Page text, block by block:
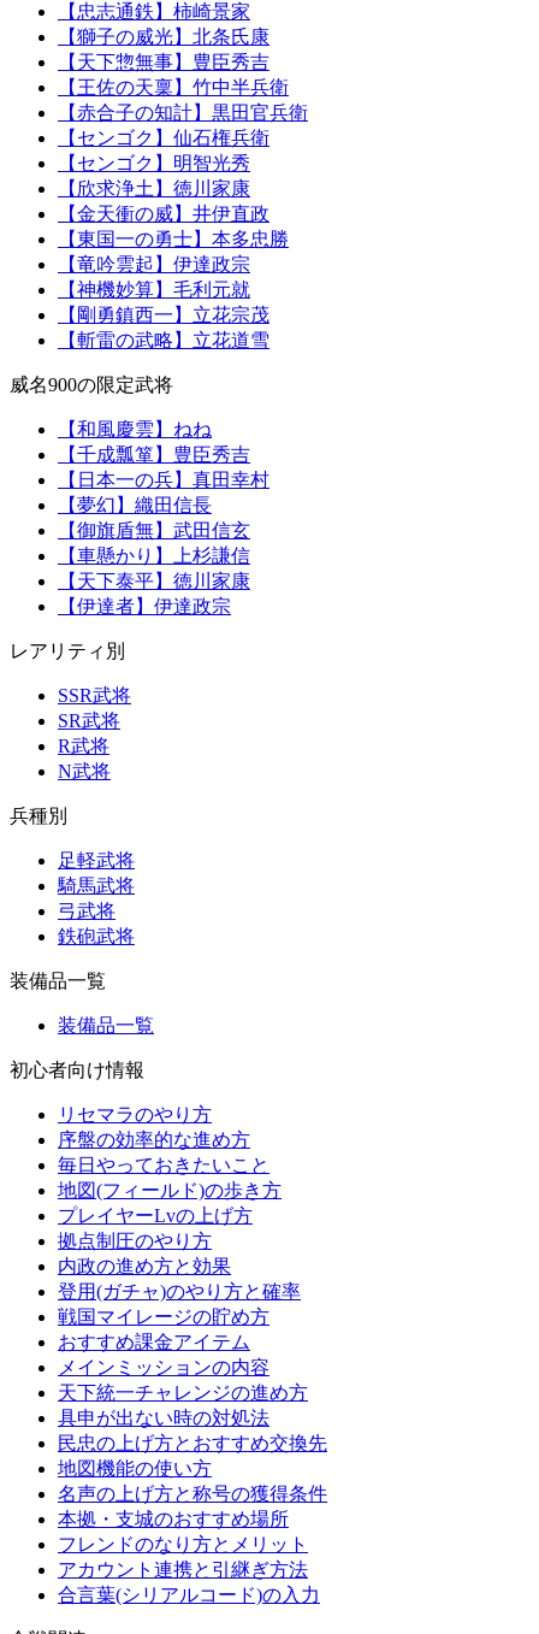
【忠志通鉄】柿崎景家
【獅子の威光】北条氏康
【天下惣無事】豊臣秀吉
【王佐の天稟】竹中半兵衛
【赤合子の知計】黒田官兵衛
【センゴク】仙石権兵衛
【センゴク】明智光秀
【欣求浄土】徳川家康
【金天衝の威】井伊直政
【東国一の勇士】本多忠勝
【竜吟雲起】伊達政宗
【神機妙算】毛利元就
【剛勇鎮西一】立花宗茂
【斬雷の武略】立花道雪
威名900の限定武将
【和風慶雲】ねね
【千成瓢箪】豊臣秀吉
【日本一の兵】真田幸村
【夢幻】織田信長
【御旗盾無】武田信玄
【車懸かり】上杉謙信
【天下泰平】徳川家康
【伊達者】伊達政宗
レアリティ別
SSR武将
SR武将
R武将
N武将
兵種別
足軽武将
騎馬武将
弓武将
鉄砲武将
装備品一覧
装備品一覧
初心者向け情報
リセマラのやり方
序盤の効率的な進め方
毎日やっておきたいこと
地図(フィールド)の歩き方
プレイヤーLvの上げ方
拠点制圧のやり方
内政の進め方と効果
登用(ガチャ)のやり方と確率
戦国マイレージの貯め方
おすすめ課金アイテム
メインミッションの内容
天下統一チャレンジの進め方
具申が出ない時の対処法
民忠の上げ方とおすすめ交換先
地図機能の使い方
名声の上げ方と称号の獲得条件
本拠・支城のおすすめ場所
フレンドのなり方とメリット
アカウント連携と引継ぎ方法
合言葉(シリアルコード)の入力